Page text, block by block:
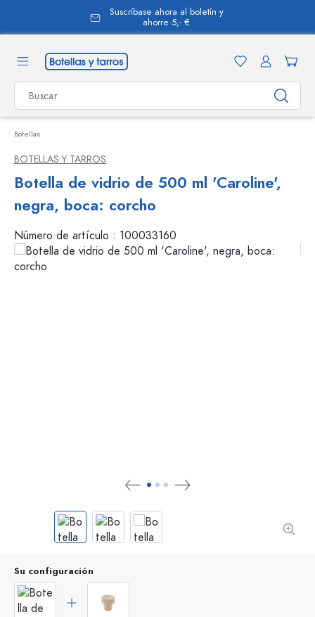
Suscríbase ahora al boletín y
ahorre 5,- €
Botellas
BOTELLAS Y TARROS
Botella de vidrio de 500 ml 'Caroline',
negra, boca: corcho
Número de artículo : 100033160
Su configuración